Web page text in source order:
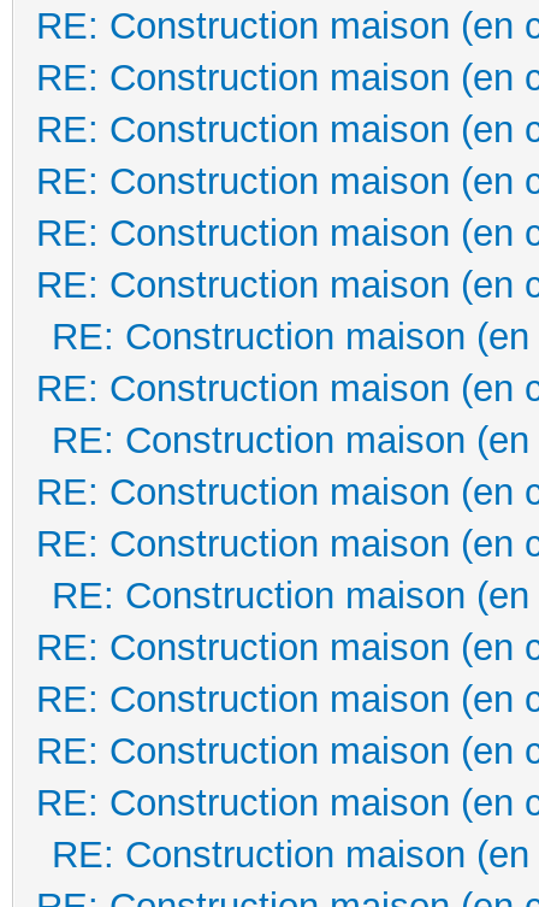
RE: Construction maison (en
RE: Construction maison (en
RE: Construction maison (en
RE: Construction maison (en
RE: Construction maison (en
RE: Construction maison (en
RE: Construction maison
RE: Construction maison (en
RE: Construction maison
RE: Construction maison (en
RE: Construction maison (en
RE: Construction maison
RE: Construction maison (en
RE: Construction maison (en
RE: Construction maison (en
RE: Construction maison (en
RE: Construction maison